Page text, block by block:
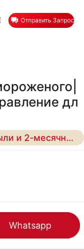
Отправить Запрос
дл
24 / 7 бесконтрольная операция| 72% валовой прибыли и 2-месячный ROI
Whatsapp